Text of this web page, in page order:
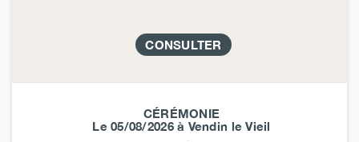
CONSULTER
CÉRÉMONIE
Le 05/08/2026 à Vendin le Vieil